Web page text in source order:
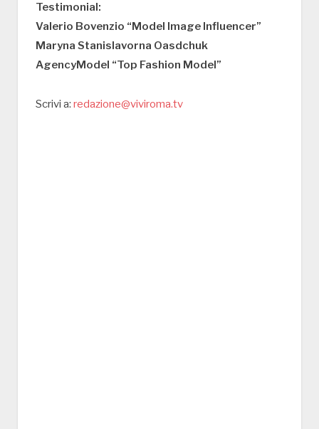
Testimonial:
Valerio Bovenzio “Model Image Influencer”
Maryna Stanislavorna Oasdchuk
AgencyModel “Top Fashion Model”
Scrivi a: redazione@viviroma.tv